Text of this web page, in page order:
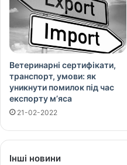
Ветеринарні сертифікати,
транспорт, умови: як
уникнути помилок під час
експорту м’яса
21-02-2022
Інші новини